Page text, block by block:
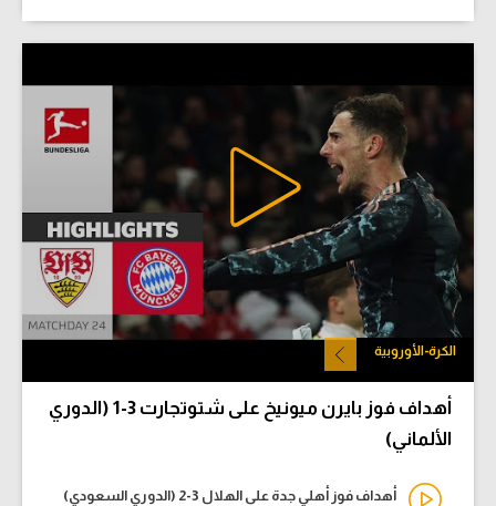
الكرة-الأوروبية
أهداف فوز بايرن ميونيخ على شتوتجارت 3-1 (الدوري
الألماني)
أهداف فوز أهلي جدة على الهلال 3-2 (الدوري السعودي)